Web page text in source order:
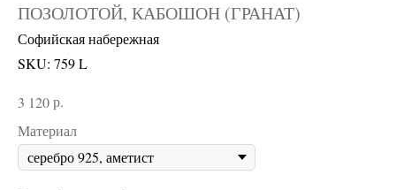
ПОЗОЛОТОЙ, КАБОШОН (ГРАНАТ)
Софийская набережная
SKU: 759 L
3 120р.
Материал